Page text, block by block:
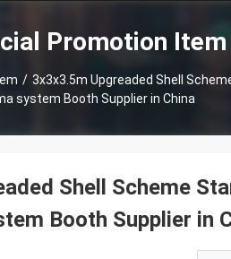
Promotion
/ 3x3x3.5m Upgreaded Shell
system Booth Supplier in China
Shell Scheme
Booth Supplier in